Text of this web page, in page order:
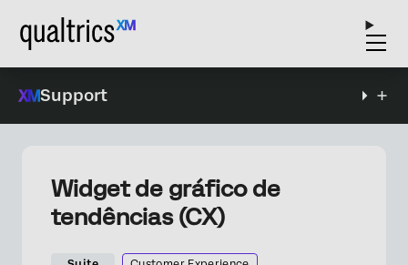
Support
Widget de gráfico de
tendências (CX)